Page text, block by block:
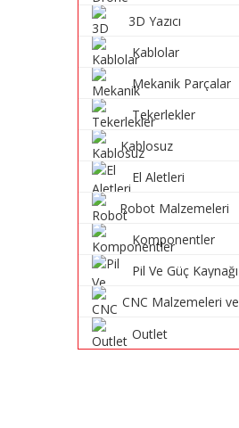
Malzemeleri
3D Yazıcı
Kablolar
Mekanik Parçalar
Tekerlekler
Kablosuz
Sistemleri
El Aletleri
Robot Malzemeleri
Komponentler
Pil Ve Güç Kaynağı
CNC Malzemeleri ve
Outlet